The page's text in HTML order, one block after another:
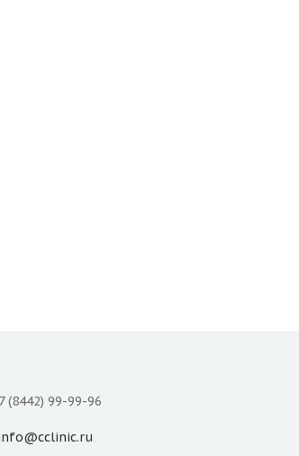
(8442) 99-99-96